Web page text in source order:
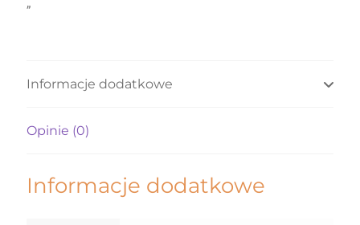
„
Informacje dodatkowe
Opinie (0)
Informacje dodatkowe